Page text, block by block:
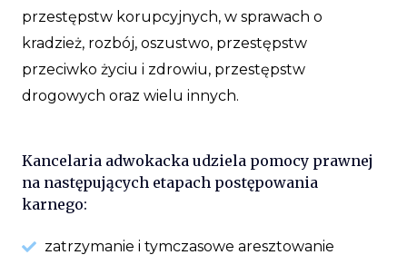
przestępstw korupcyjnych, w sprawach o
kradzież, rozbój, oszustwo, przestępstw
przeciwko życiu i zdrowiu, przestępstw
drogowych oraz wielu innych.
Kancelaria adwokacka udziela pomocy prawnej
na następujących etapach postępowania
karnego:
zatrzymanie i tymczasowe aresztowanie